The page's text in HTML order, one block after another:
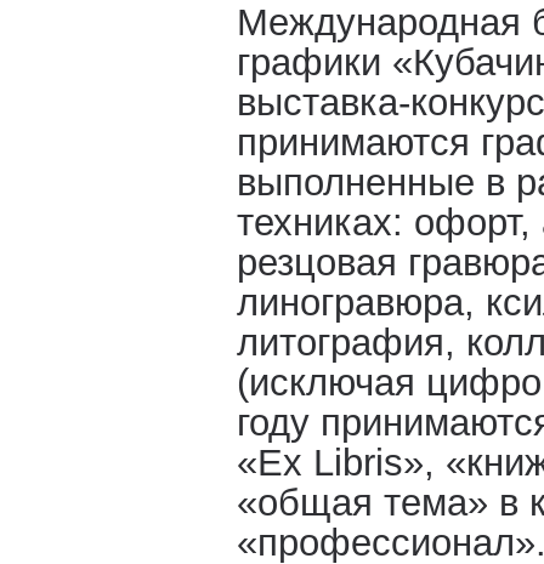
Международная
графики
выставка-
принимаются
выполненные в
техниках: офорт,
резцовая
линогравюра,
литография,
(исключая
году
«Ex Libris»,
«общая тема» в